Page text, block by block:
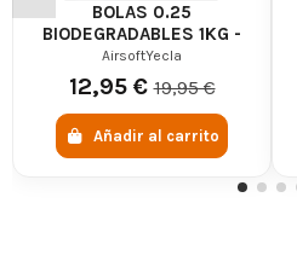
BOLAS 0.25
BIODEGRADABLES 1KG -
AIRSOFTYECLA
AirsoftYecla
12,95 €19,95 €
Añadir al carrito